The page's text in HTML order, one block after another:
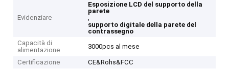
Evidenziare
Esposizione LCD del supporto della
parete
,
supporto digitale della parete del
contrassegno
Capacità di
alimentazione
3000pcs al mese
Certificazione CE&Rohs&FCC